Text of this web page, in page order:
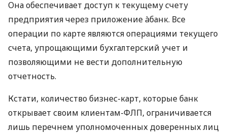
Она обеспечивает доступ к текущему счету
предприятия через приложение àбанк. Все
операции по карте являются операциями текущего
счета, упрощающими бухгалтерский учет и
позволяющими не вести дополнительную
отчетность.
Кстати, количество бизнес-карт, которые банк
открывает своим клиентам-ФЛП, ограничивается
лишь перечнем уполномоченных доверенных лиц